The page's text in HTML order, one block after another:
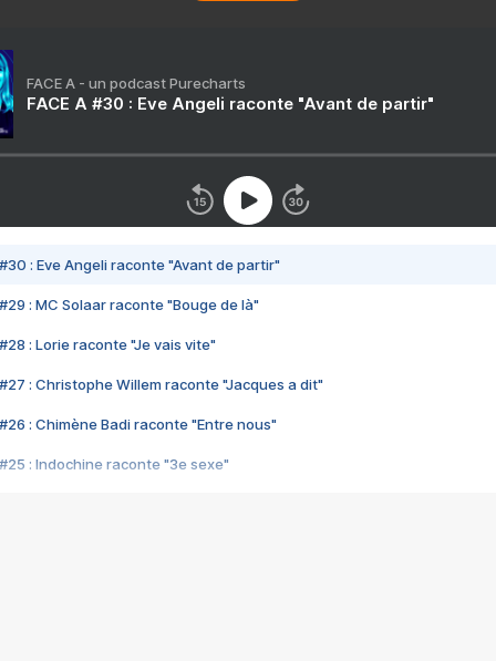
FACE A - un podcast Purecharts
FACE A #30 : Eve Angeli raconte "Avant de partir"
#30 : Eve Angeli raconte "Avant de partir"
#29 : MC Solaar raconte "Bouge de là"
#28 : Lorie raconte "Je vais vite"
#27 : Christophe Willem raconte "Jacques a dit"
#26 : Chimène Badi raconte "Entre nous"
#25 : Indochine raconte "3e sexe"